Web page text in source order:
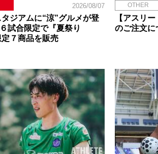
2026/08/07
ジアムに“涼”グルメが登
試合限定で『夏祭り
７商品を販売
OTHER
【アスリ
のご注文に